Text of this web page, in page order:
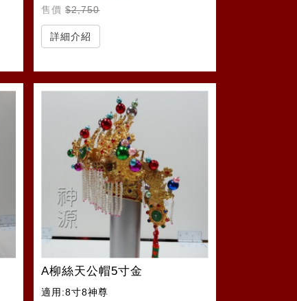
售價 $2,750
詳細介紹
A柳絲天公帽5寸金
適用:8寸8神尊